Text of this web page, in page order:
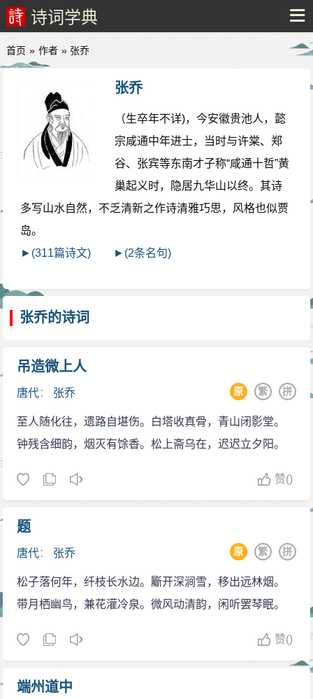
诗词学典
首页 » 作者 » 张乔
张乔
（生卒年不详)，今安徽贵池人，懿
宗咸通中年进士，当时与许棠、郑
谷、张宾等东南才子称“咸通十哲”黄
巢起义时，隐居九华山以终。其诗
多写山水自然，不乏清新之作诗清雅巧思，风格也似贾
岛。
►(311篇诗文)
►(2条名句)
张乔的诗词
吊造微上人
唐代： 张乔 拼
繁
原
至人随化往，遗路自堪伤。白塔收真骨，青山闭影堂。
钟残含细韵，烟灭有馀香。松上斋乌在，迟迟立夕阳。
赞()
题
唐代： 张乔 拼
繁
原
松子落何年，纤枝长水边。斸开深涧雪，移出远林烟。
带月栖幽鸟，兼花灌冷泉。微风动清韵，闲听罢琴眠。
赞()
端州道中